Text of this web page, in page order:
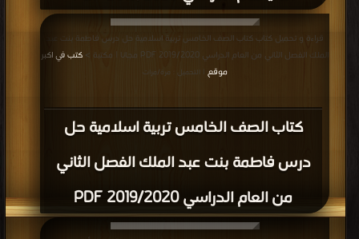
كتاب الصف الخامس تربية اسلامية حل
درس فاطمة بنت عبد الملك الفصل الثاني
من العام الدراسي 2019/2020 PDF
قراءة و تحميل كتاب كتاب الصف الخامس تربية اسلامية حل درس فاطمة بنت عبد
الملك الفصل الثاني من العام الدراسي 2019/2020 PDF مجانا | مكتبة >
كتب في اكبر
موقع
| التحميل : مرة/مرات